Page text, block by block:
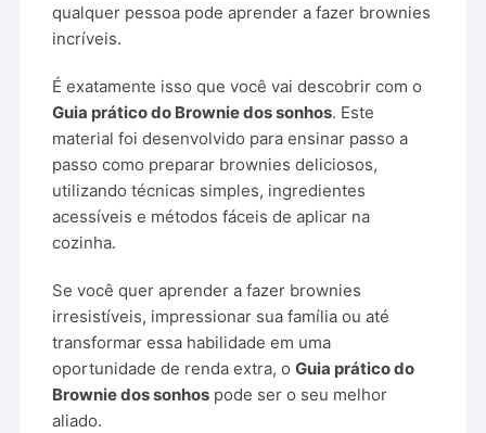
qualquer pessoa pode aprender a fazer brownies
incríveis.
É exatamente isso que você vai descobrir com o
Guia prático do Brownie dos sonhos. Este
material foi desenvolvido para ensinar passo a
passo como preparar brownies deliciosos,
utilizando técnicas simples, ingredientes
acessíveis e métodos fáceis de aplicar na
cozinha.
Se você quer aprender a fazer brownies
irresistíveis, impressionar sua família ou até
transformar essa habilidade em uma
oportunidade de renda extra, oGuia prático do
Brownie dos sonhos pode ser o seu melhor
aliado.